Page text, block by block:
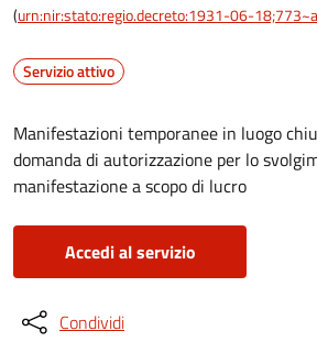
(urn:nir:stato:regio.decreto:1931-06-
Servizio attivo
Manifestazioni temporanee in luogo
domanda di autorizzazione per lo
manifestazione a scopo di lucro
Accedi al servizio
Condividi